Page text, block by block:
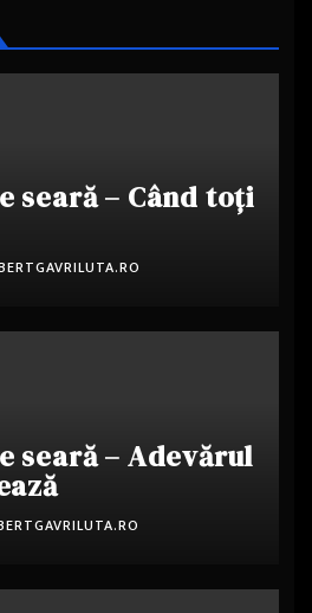
seară – Când toți
seară – Adevărul